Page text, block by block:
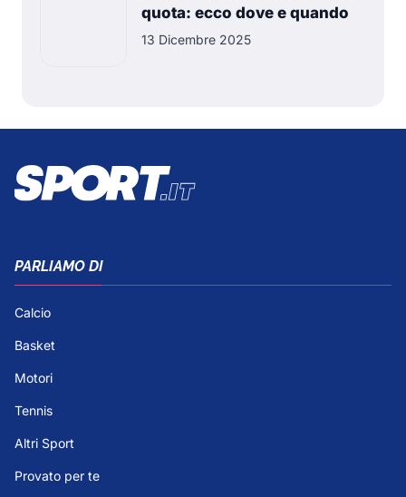
quota: ecco dove e quando
13 Dicembre 2025
PARLIAMO DI
Calcio
Basket
Motori
Tennis
Altri Sport
Provato per te